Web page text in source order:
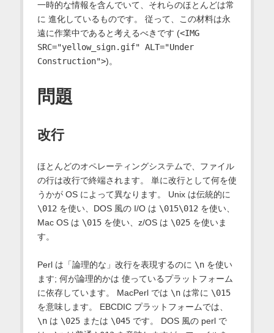
一時的な情報を含んでいて、それらのほとんどは常
に 進化しているものです。 従って、この材料は永
遠に作業中であると考えるべきです (<IMG
SRC="yellow_sign.gif" ALT="Under
Construction">)。
問題
改行
ほとんどのオペレーティングシステムで、ファイル
の行は改行で終端されます。 単に改行として何を使
うかが OS によって異なります。 Unix は伝統的に
\012 を使い、DOS 風の I/O は \015\012 を使い、
Mac OSは \015を使い、z/OS は \025を使いま
す。
Perl は「論理的な」改行を表現するのに \nを使い
ます; 何が論理的かは 使っているプラットフォーム
に依存しています。 MacPerl では \nは常に \015
を意味します。 EBCDIC プラットフォームでは、
\nは \025または \045です。 DOS 風の perl で